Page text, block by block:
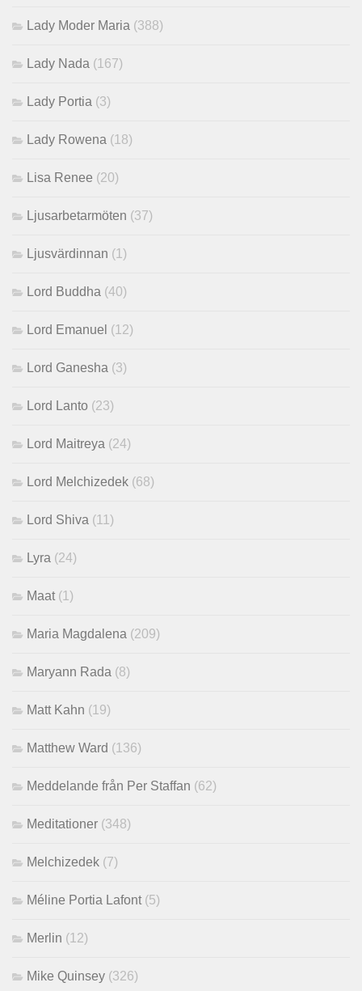
Lady Moder Maria (388)
Lady Nada (167)
Lady Portia (3)
Lady Rowena (18)
Lisa Renee (20)
Ljusarbetarmöten (37)
Ljusvärdinnan (1)
Lord Buddha (40)
Lord Emanuel (12)
Lord Ganesha (3)
Lord Lanto (23)
Lord Maitreya (24)
Lord Melchizedek (68)
Lord Shiva (11)
Lyra (24)
Maat (1)
Maria Magdalena (209)
Maryann Rada (8)
Matt Kahn (19)
Matthew Ward (136)
Meddelande från Per Staffan (62)
Meditationer (348)
Melchizedek (7)
Méline Portia Lafont (5)
Merlin (12)
Mike Quinsey (326)